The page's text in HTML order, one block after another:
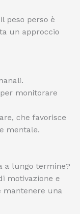
peso perso è
un approccio
monitorare
che favorisce
mentale.
a lungo termine?
motivazione e
mantenere una